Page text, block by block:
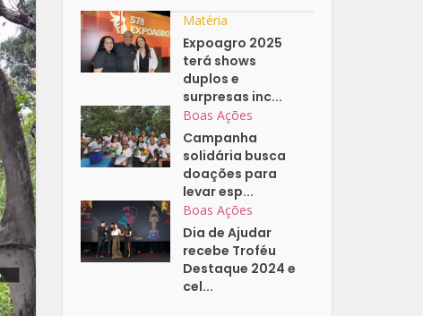
Matéria
Expoagro 2025
terá shows
duplos e
surpresas inc...
Boas Ações
Campanha
solidária busca
doações para
levar esp...
Boas Ações
Dia de Ajudar
recebe Troféu
Destaque 2024 e
cel...